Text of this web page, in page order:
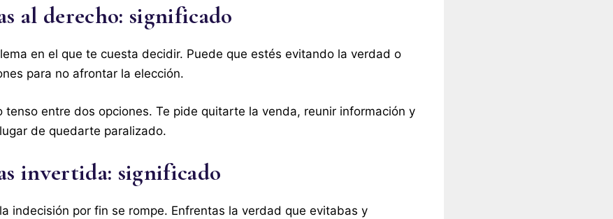
al derecho: significado
en el que te cuesta decidir. Puede que estés evitando la verdad o
para no afrontar la elección.
tenso entre dos opciones. Te pide quitarte la venda, reunir información y
de quedarte paralizado.
invertida: significado
indecisión por fin se rompe. Enfrentas la verdad que evitabas y